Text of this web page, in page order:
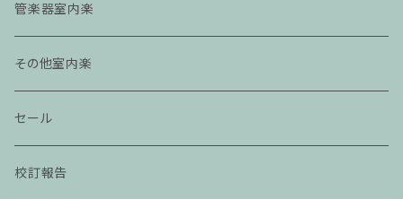
管楽器室内楽
その他室内楽
セール
校訂報告